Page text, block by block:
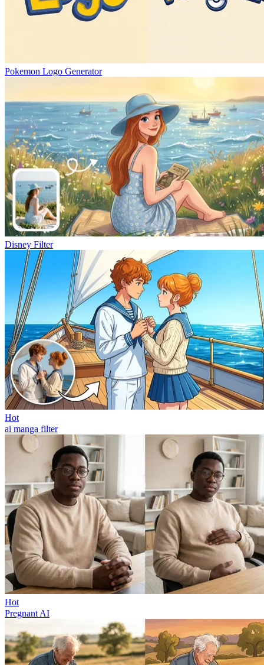
Pokemon Logo Generator
Disney Filter
Hot
ai manga filter
Hot
Pregnant AI